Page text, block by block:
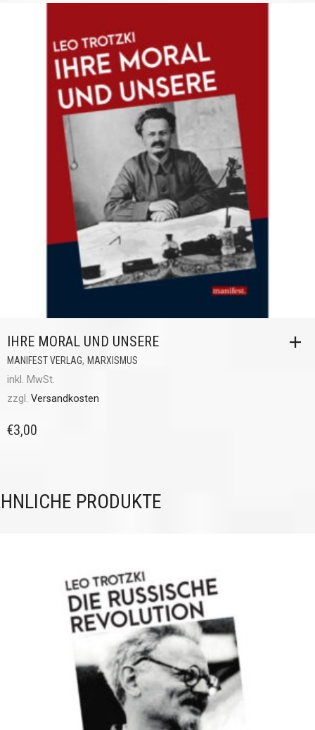
IHRE MORAL UND UNSERE
MANIFEST VERLAG, MARXISMUS
inkl. MwSt.
zzgl. Versandkosten
€3,00
PRODUKTE